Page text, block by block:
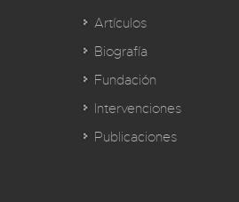
Artículos
Biografía
Fundación
Intervenciones
Publicaciones